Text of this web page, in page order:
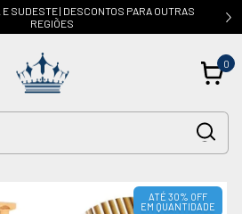
SUDESTE | DESCONTOS PARA OUTRAS
REGIÕES
0
ATÉ 30% OFF
EM QUANTIDADE